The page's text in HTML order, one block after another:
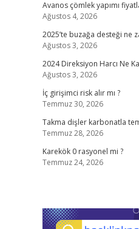
Avanos çömlek yapımı
Ağustos 4, 2026
2025’te buzağa desteği ne
Ağustos 3, 2026
2024 Direksiyon Harcı Ne
Ağustos 3, 2026
İç girişimci risk alır mı ?
Temmuz 30, 2026
Takma dişler karbonatla
Temmuz 28, 2026
Karekök 0 rasyonel mi ?
Temmuz 24, 2026